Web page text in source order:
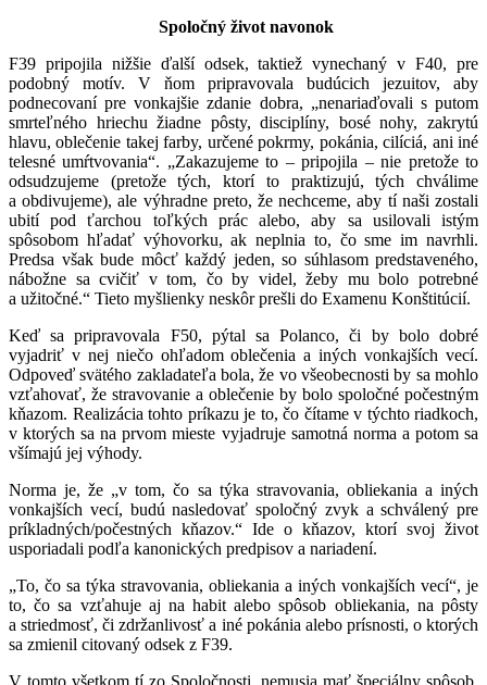
Spoločný život navonok
F39 pripojila nižšie ďalší odsek, taktiež vynechaný v F40, pre
podobný motív. V ňom pripravovala budúcich jezuitov, aby
podnecovaní pre vonkajšie zdanie dobra, „nenariaďovali s putom
smrteľného hriechu žiadne pôsty, disciplíny, bosé nohy, zakrytú
hlavu, oblečenie takej farby, určené pokrmy, pokánia, cilíciá, ani iné
telesné umŕtvovania“. „Zakazujeme to – pripojila – nie pretože to
odsudzujeme (pretože tých, ktorí to praktizujú, tých chválime
a obdivujeme), ale výhradne preto, že nechceme, aby tí naši zostali
ubití pod ťarchou toľkých prác alebo, aby sa usilovali istým
spôsobom hľadať výhovorku, ak neplnia to, čo sme im navrhli.
Predsa však bude môcť každý jeden, so súhlasom predstaveného,
nábožne sa cvičiť v tom, čo by videl, žeby mu bolo potrebné
a užitočné.“ Tieto myšlienky neskôr prešli do Examenu Konštitúcií.
Keď sa pripravovala F50, pýtal sa Polanco, či by bolo dobré
vyjadriť v nej niečo ohľadom oblečenia a iných vonkajších vecí.
Odpoveď svätého zakladateľa bola, že vo všeobecnosti by sa mohlo
vzťahovať, že stravovanie a oblečenie by bolo spoločné počestným
kňazom. Realizácia tohto príkazu je to, čo čítame v týchto riadkoch,
v ktorých sa na prvom mieste vyjadruje samotná norma a potom sa
všímajú jej výhody.
Norma je, že „v tom, čo sa týka stravovania, obliekania a iných
vonkajších vecí, budú nasledovať spoločný zvyk a schválený pre
príkladných/počestných kňazov.“ Ide o kňazov, ktorí svoj život
usporiadali podľa kanonických predpisov a nariadení.
„To, čo sa týka stravovania, obliekania a iných vonkajších vecí“, je
to, čo sa vzťahuje aj na habit alebo spôsob obliekania, na pôsty
a striedmosť, či zdržanlivosť a iné pokánia alebo prísnosti, o ktorých
sa zmienil citovaný odsek z F39.
V tomto všetkom tí zo Spoločnosti, nemusia mať špeciálny spôsob,